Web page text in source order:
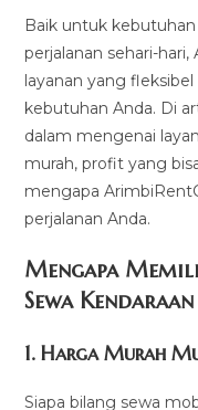
Baik untuk kebutuhan
perjalanan sehari-
layanan yang
kebutuhan Anda. Di
dalam mengenai
murah, profit yang
mengapa
perjalanan Anda.
Mengapa
Sewa
1.Harga Murah
Siapa bilang sewa